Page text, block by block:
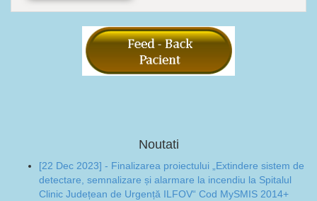
Noutati
[22 Dec 2023] - Finalizarea proiectului „Extindere sistem de
detectare, semnalizare și alarmare la incendiu la Spitalul
Clinic Județean de Urgență ILFOV“ Cod MySMIS 2014+